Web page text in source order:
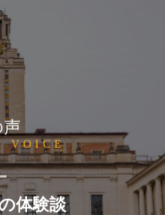
VOICE
体験談